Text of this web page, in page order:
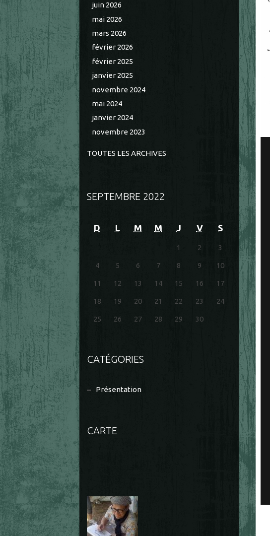
juin 2026
mai 2026
mars 2026
février 2026
février 2025
janvier 2025
novembre 2024
mai 2024
janvier 2024
novembre 2023
TOUTES LES ARCHIVES
SEPTEMBRE 2022
D L M M J V S
1 2 3
4 5 6 7 8 9 10
11 12 13 14 15 16 17
18 19 20 21 22 23 24
25 26 27 28 29 30
CATÉGORIES
Présentation
CARTE